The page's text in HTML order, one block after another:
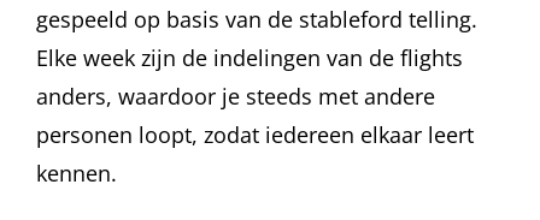
gespeeld op basis van de stableford telling.
Elke week zijn de indelingen van de flights
anders, waardoor je steeds met andere
personen loopt, zodat iedereen elkaar leert
kennen.